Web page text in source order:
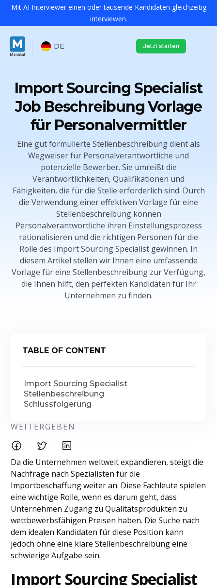
Mit AI Interviewer einen oder tausende Kandidaten gleichzeitig
interviewen.
DE Jetzt starten
Import Sourcing Specialist
Job Beschreibung Vorlage
für Personalvermittler
Eine gut formulierte Stellenbeschreibung dient als
Wegweiser für Personalverantwortliche und
potenzielle Bewerber. Sie umreißt die
Verantwortlichkeiten, Qualifikationen und
Fähigkeiten, die für die Stelle erforderlich sind. Durch
die Verwendung einer effektiven Vorlage für eine
Stellenbeschreibung können
Personalverantwortliche ihren Einstellungsprozess
rationalisieren und die richtigen Personen für die
Rolle des Import Sourcing Specialist gewinnen. In
diesem Artikel stellen wir Ihnen eine umfassende
Vorlage für eine Stellenbeschreibung zur Verfügung,
die Ihnen hilft, den perfekten Kandidaten für Ihr
Unternehmen zu finden.
TABLE OF CONTENT
Import Sourcing Specialist
Stellenbeschreibung
Schlussfolgerung
WEITERGEBEN
Da die Unternehmen weltweit expandieren, steigt die
Nachfrage nach Spezialisten für die
Importbeschaffung weiter an. Diese Fachleute spielen
eine wichtige Rolle, wenn es darum geht, dass
Unternehmen Zugang zu Qualitätsprodukten zu
wettbewerbsfähigen Preisen haben. Die Suche nach
dem idealen Kandidaten für diese Position kann
jedoch ohne eine klare Stellenbeschreibung eine
schwierige Aufgabe sein.
Import Sourcing Specialist